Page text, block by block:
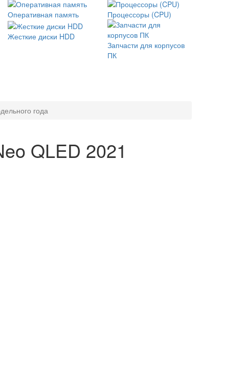
Оперативная память Процессоры (CPU)
Жесткие диски HDD
Запчасти для корпусов
ПК
года
QLED 2021